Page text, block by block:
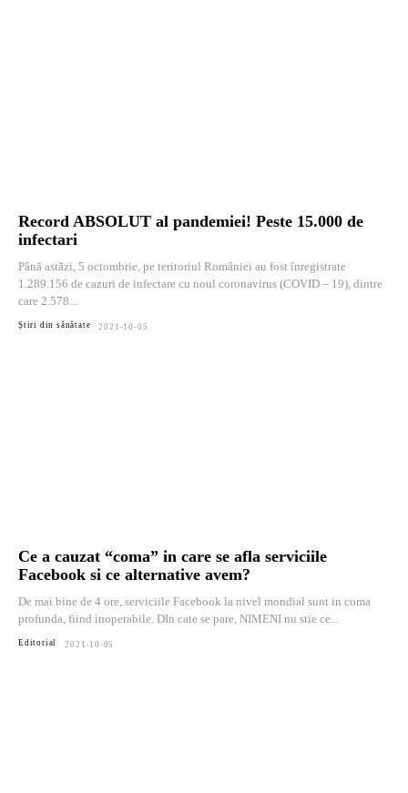
Record ABSOLUT al pandemiei! Peste 15.000 de
infectari
Până astăzi, 5 octombrie, pe teritoriul României au fost înregistrate
1.289.156 de cazuri de infectare cu noul coronavirus (COVID – 19), dintre
care 2.578...
Știri din sănătate 2021-10-05
Ce a cauzat “coma” in care se afla serviciile
Facebook si ce alternative avem?
De mai bine de 4 ore, serviciile Facebook la nivel mondial sunt in coma
profunda, fiind inoperabile. DIn cate se pare, NIMENI nu stie ce...
Editorial 2021-10-05